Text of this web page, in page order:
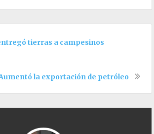
tierras a campesinos
la exportación de petróleo